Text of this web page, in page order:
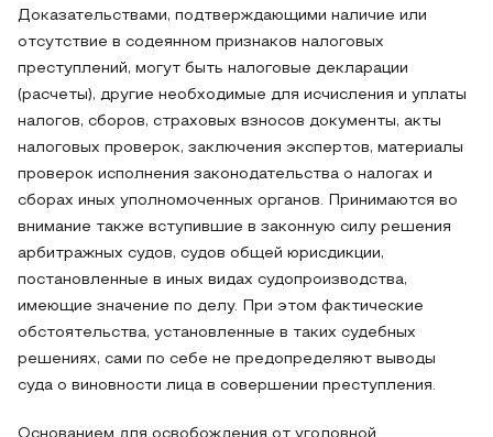
Доказательствами, подтверждающими наличие или
отсутствие в содеянном признаков налоговых
преступлений, могут быть налоговые декларации
(расчеты), другие необходимые для исчисления и уплаты
налогов, сборов, страховых взносов документы, акты
налоговых проверок, заключения экспертов, материалы
проверок исполнения законодательства о налогах и
сборах иных уполномоченных органов. Принимаются во
внимание также вступившие в законную силу решения
арбитражных судов, судов общей юрисдикции,
постановленные в иных видах судопроизводства,
имеющие значение по делу. При этом фактические
обстоятельства, установленные в таких судебных
решениях, сами по себе не предопределяют выводы
суда о виновности лица в совершении преступления.